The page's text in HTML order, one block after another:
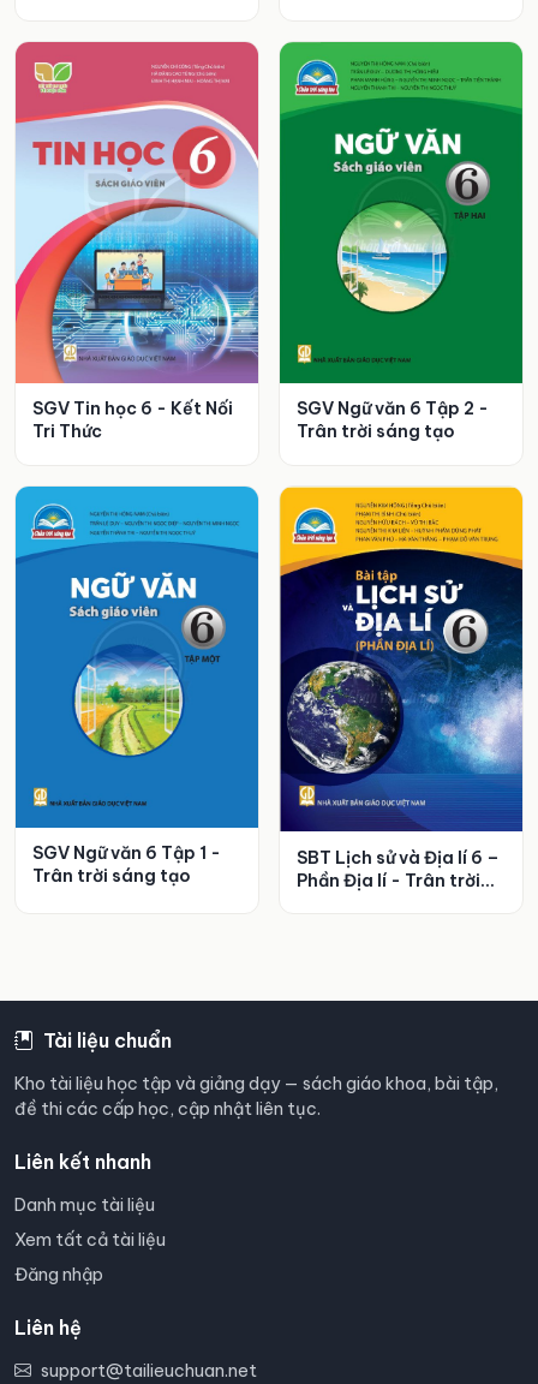
SGV Tin học 6 - Kết Nối
Tri Thức
SGV Ngữ văn 6 Tập 2 -
Trân trời sáng tạo
SGV Ngữ văn 6 Tập 1 -
Trân trời sáng tạo
SBT Lịch sử và Địa lí 6 –
Phần Địa lí - Trân trời
Tài liệu chuẩn
Kho tài liệu học tập và giảng dạy — sách giáo khoa, bài tập,
đề thi các cấp học, cập nhật liên tục.
Liên kết nhanh
Danh mục tài liệu
Xem tất cả tài liệu
Đăng nhập
Liên hệ
support@tailieuchuan.net